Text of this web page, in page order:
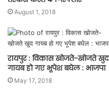
August 1, 2018
रायपुर : विकास खोजते-खोजते खुद
गायब हो गए भूपेश बघेल : भाजपा
May 17, 2018